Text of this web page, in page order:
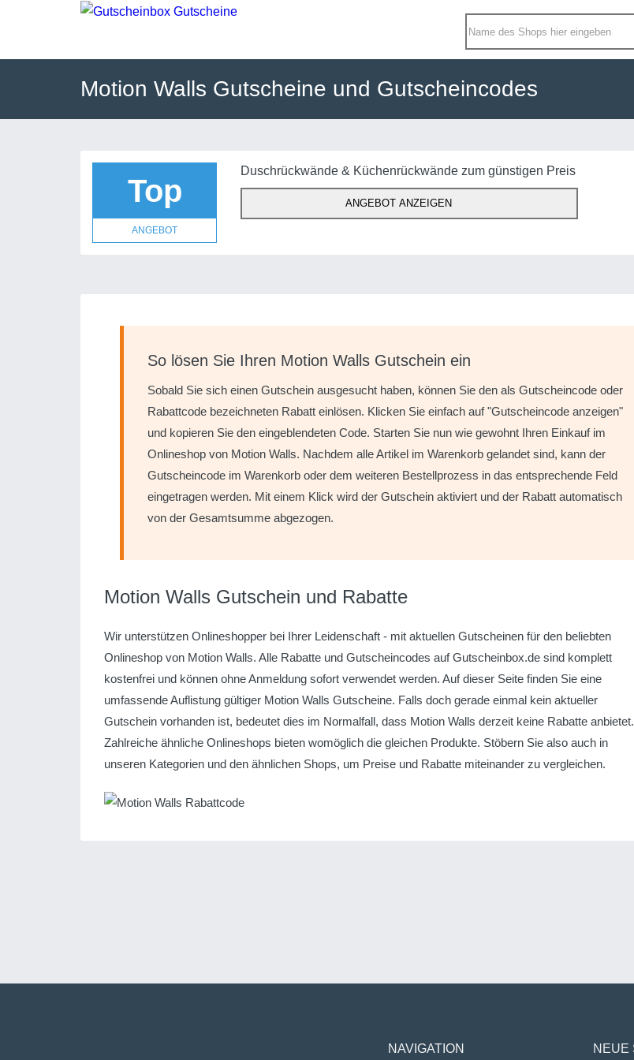
Motion Walls Gutscheine und Gutscheincodes
Top
ANGEBOT
Duschrückwände & Küchenrückwände zum günstigen Preis
ANGEBOT ANZEIGEN
So lösen Sie Ihren Motion Walls Gutschein ein
Sobald Sie sich einen Gutschein ausgesucht haben, können Sie den als Gutscheincode oder
Rabattcode bezeichneten Rabatt einlösen. Klicken Sie einfach auf "Gutscheincode anzeigen"
und kopieren Sie den eingeblendeten Code. Starten Sie nun wie gewohnt Ihren Einkauf im
Onlineshop von Motion Walls. Nachdem alle Artikel im Warenkorb gelandet sind, kann der
Gutscheincode im Warenkorb oder dem weiteren Bestellprozess in das entsprechende Feld
eingetragen werden. Mit einem Klick wird der Gutschein aktiviert und der Rabatt automatisch
von der Gesamtsumme abgezogen.
Motion Walls Gutschein und Rabatte
Wir unterstützen Onlineshopper bei Ihrer Leidenschaft - mit aktuellen Gutscheinen für den beliebten
Onlineshop von Motion Walls. Alle Rabatte und Gutscheincodes auf Gutscheinbox.de sind komplett
kostenfrei und können ohne Anmeldung sofort verwendet werden. Auf dieser Seite finden Sie eine
umfassende Auflistung gültiger Motion Walls Gutscheine. Falls doch gerade einmal kein aktueller
Gutschein vorhanden ist, bedeutet dies im Normalfall, dass Motion Walls derzeit keine Rabatte anbietet.
Zahlreiche ähnliche Onlineshops bieten womöglich die gleichen Produkte. Stöbern Sie also auch in
unseren Kategorien und den ähnlichen Shops, um Preise und Rabatte miteinander zu vergleichen.